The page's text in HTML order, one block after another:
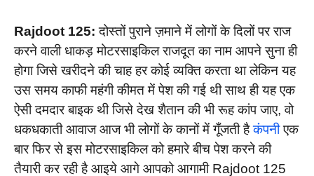
Rajdoot 125: दोस्तों पुराने ज़माने में लोगों के दिलों पर राज
करने वाली धाकड़ मोटरसाइकिल राजदूत का नाम आपने सुना ही
होगा जिसे खरीदने की चाह हर कोई व्यक्ति करता था लेकिन यह
उस समय काफी महंगी कीमत में पेश की गई थी साथ ही यह एक
ऐसी दमदार बाइक थी जिसे देख शैतान की भी रूह कांप जाए, वो
धकधकाती आवाज आज भी लोगों के कानों में गूँजती हैकंपनीएक
बार फिर से इस मोटरसाइकिल को हमारे बीच पेश करने की
तैयारी कर रही है आइये आगे आपको आगामी Rajdoot 125